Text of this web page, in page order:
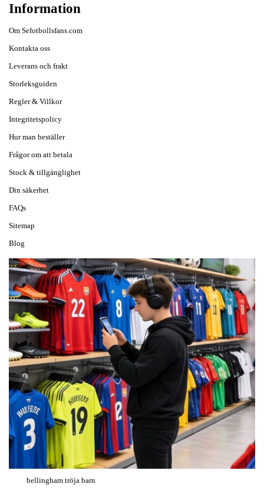
Information
Om Sefotbollsfans.com
Kontakta oss
Leverans och frakt
Storleksguiden
Regler & Villkor
Integritetspolicy
Hur man beställer
Frågor om att betala
Stock & tillgänglighet
Din säkerhet
FAQs
Sitemap
Blog
bellingham tröja barn